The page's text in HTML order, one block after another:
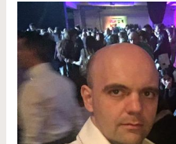
Emigrante
na
Suíça
é
embaixador
do
café
português